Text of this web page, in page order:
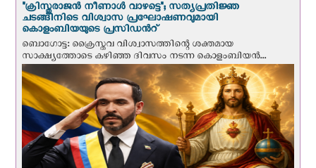
"ക്രിസ്തുരാജന്‍ നീണാള്‍ വാഴട്ടെ"; സത്യപ്രതിജ്ഞ
ചടങ്ങിനിടെ വിശ്വാസ പ്രഘോഷണവുമായി
കൊളംബിയയുടെ പ്രസിഡന്‍റ്
ബൊഗോട്ട: ക്രൈസ്തവ വിശ്വാസത്തിന്റെ ശക്തമായ
സാക്ഷ്യത്തോടെ കഴിഞ്ഞ ദിവസം നടന്ന കൊളംബിയന്‍...